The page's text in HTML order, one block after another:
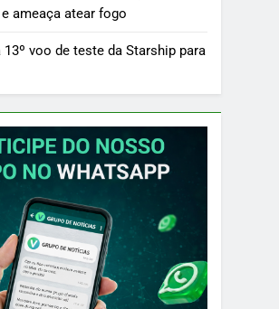
ameaça atear fogo
13º voo de teste da Starship para